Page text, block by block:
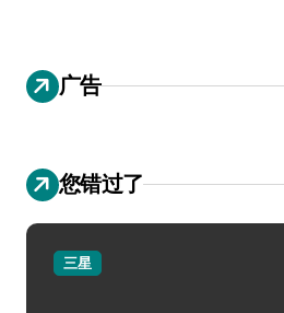
广告
您错过了
三星